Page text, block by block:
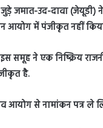
उद-दावा (जेयूडी)
आयोग में पंजीकृत नहीं
समूह ने एक निष्क्रिय
है.
आयोग से नामांकन पत्र